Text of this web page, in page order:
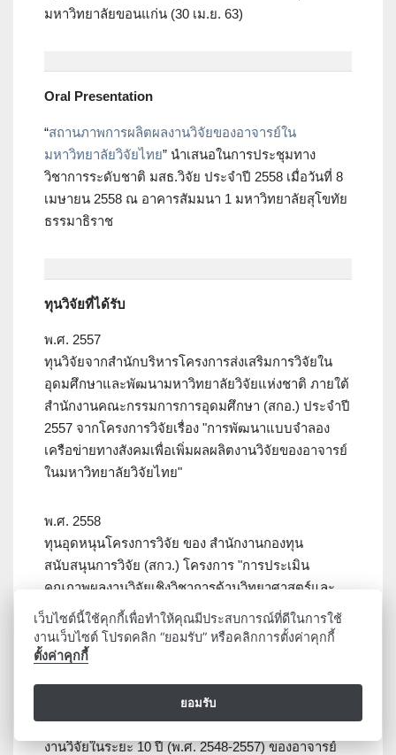
มหาวิทยาลัยขอนแก่น (30 เม.ย. 63)
Oral Presentation
“สถานภาพการผลิตผลงานวิจัยของอาจารย์ใน
มหาวิทยาลัยวิจัยไทย” นำเสนอในการประชุมทาง
วิชาการระดับชาติ มสธ.วิจัย ประจำปี 2558 เมื่อวันที่ 8
เมษายน 2558 ณ อาคารสัมมนา 1 มหาวิทยาลัยสุโขทัย
ธรรมาธิราช
ทุนวิจัยที่ได้รับ
พ.ศ. 2557
ทุนวิจัยจากสำนักบริหารโครงการส่งเสริมการวิจัยใน
อุดมศึกษาและพัฒนามหาวิทยาลัยวิจัยแห่งชาติ ภายใต้
สำนักงานคณะกรรมการการอุดมศึกษา (สกอ.) ประจำปี
2557 จากโครงการวิจัยเรื่อง "การพัฒนาแบบจำลอง
เครือข่ายทางสังคมเพื่อเพิ่มผลผลิตงานวิจัยของอาจารย์
ในมหาวิทยาลัยวิจัยไทย"
พ.ศ. 2558
ทุนอุดหนุนโครงการวิจัย ของ สำนักงานกองทุน
สนับสนุนการวิจัย (สกว.) โครงการ "การประเมิน
คุณภาพผลงานวิจัยเชิงวิชาการด้านวิทยาศาสตร์และ
เทคโนโลยี ของสถาบันอุดมศึกษาในประเทศไทย ปี
2557 (คณะทำงาน 1)"
ทุนจากสำนักงานกองทุนสนับสนุนการวิจัย (สกว.)
หัวหน้าโครงการวิจัย เรื่อง "การวิเคราะห์ คุณภาพผล
งานวิจัยในระยะ 10 ปี (พ.ศ. 2548-2557) ของอาจารย์
เว็บไซต์นี้ใช้คุกกี้เพื่อทำให้คุณมีประสบการณ์ที่ดีในการใช้
งานเว็บไซต์ โปรดคลิก “ยอมรับ” หรือคลิกการตั้งค่าคุกกี้
ตั้งค่าคุกกี้
ยอมรับ